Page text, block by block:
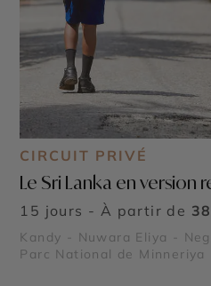
CIRCUIT PRIVÉ
Le Sri Lanka en version
15 jours - À partir de
Kandy - Nuwara Eliya -
Parc National de Minneriya